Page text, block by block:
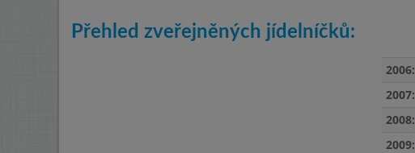
Přehled zveřejněných jídelníčků:
2006:
2007:
2008:
2009: